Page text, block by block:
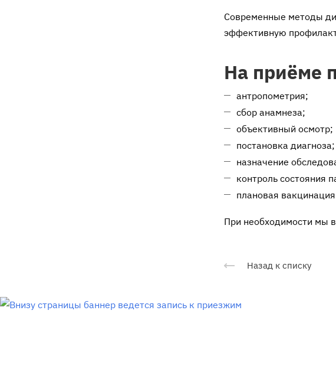
Современные методы
эффективную
На приёме
антропометрия;
сбор анамнеза;
объективный осмотр;
постановка диагноза;
назначение
контроль состояния
плановая
При необходимости мы
Назад к списку